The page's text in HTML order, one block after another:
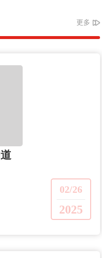
更多
02/26
2025